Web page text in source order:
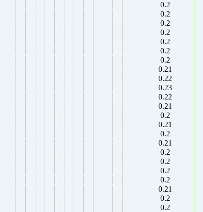
0.2
0.2
0.2
0.2
0.2
0.2
0.2
0.21
0.22
0.23
0.22
0.21
0.2
0.21
0.2
0.21
0.2
0.2
0.2
0.2
0.21
0.2
0.2